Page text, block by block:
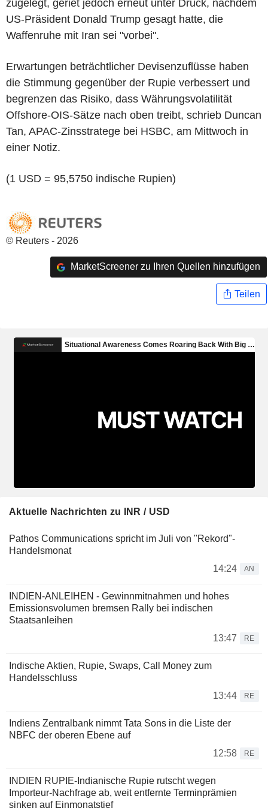
zugelegt, geriet jedoch erneut unter Druck, nachdem
US-Präsident Donald Trump gesagt hatte, die
Waffenruhe mit Iran sei "vorbei".
Erwartungen beträchtlicher Devisenzuflüsse haben
die Stimmung gegenüber der Rupie verbessert und
begrenzen das Risiko, dass Währungsvolatilität
Offshore-OIS-Sätze nach oben treibt, schrieb Duncan
Tan, APAC-Zinsstratege bei HSBC, am Mittwoch in
einer Notiz.
(1 USD = 95,5750 indische Rupien)
© Reuters - 2026
MarketScreener zu Ihren Quellen hinzufügen
Teilen
Aktuelle Nachrichten zu INR / USD
Pathos Communications spricht im Juli von "Rekord"-
Handelsmonat
14:24
AN
INDIEN-ANLEIHEN - Gewinnmitnahmen und hohes
Emissionsvolumen bremsen Rally bei indischen
Staatsanleihen
13:47
RE
Indische Aktien, Rupie, Swaps, Call Money zum
Handelsschluss
13:44
RE
Indiens Zentralbank nimmt Tata Sons in die Liste der
NBFC der oberen Ebene auf
12:58
RE
INDIEN RUPIE-Indianische Rupie rutscht wegen
Importeur-Nachfrage ab, weit entfernte Terminprämien
sinken auf Einmonatstief